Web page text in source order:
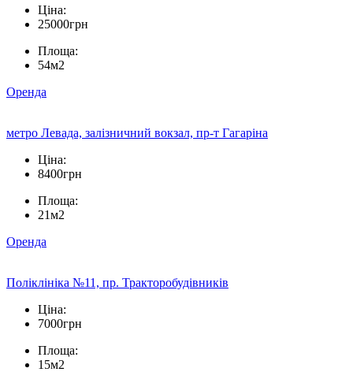
Ціна:
25000грн
Площа:
54м2
Оренда
метро Левада, залізничний вокзал, пр-т Гагаріна
Ціна:
8400грн
Площа:
21м2
Оренда
Поліклініка №11, пр. Тракторобудівників
Ціна:
7000грн
Площа:
15м2